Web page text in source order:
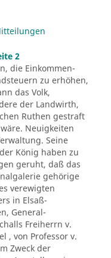
2
die Einkommen-
zu erhöhen,
das Volk,
der Landwirth,
Ruthen gestraft
Neuigkeiten
Seine
König haben zu
geruht, daß das
gehörige
verewigten
in Elsaß-
General-
Freiherrn v.
, von Professor v.
Zweck der